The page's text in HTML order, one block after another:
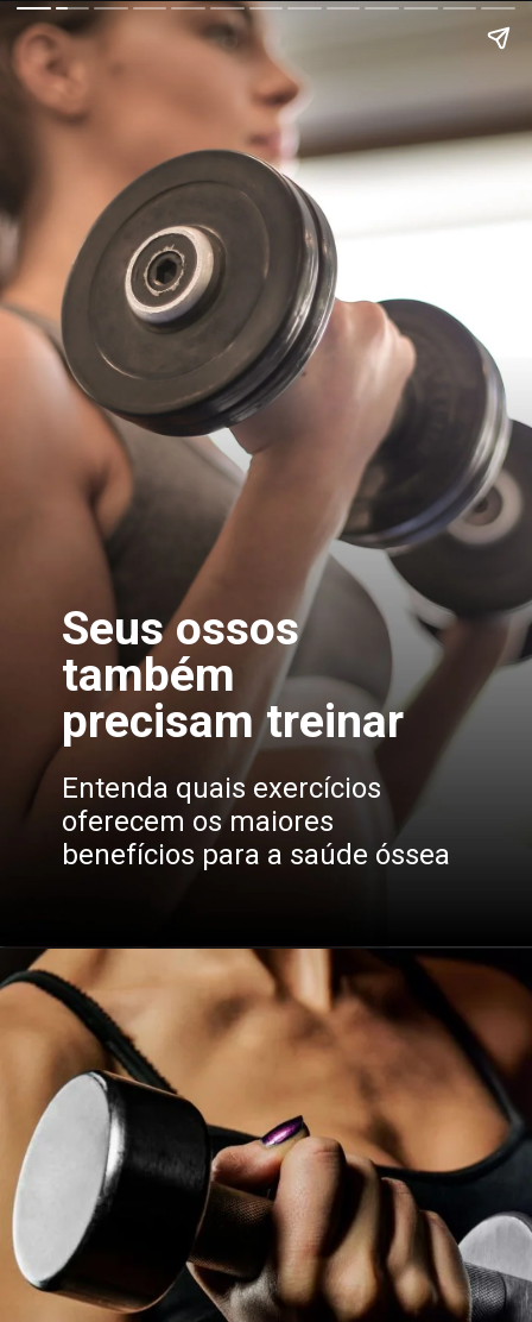
Seus ossos
também
precisam treinar
Entenda quais exercícios
oferecem os maiores
benefícios para a saúde óssea